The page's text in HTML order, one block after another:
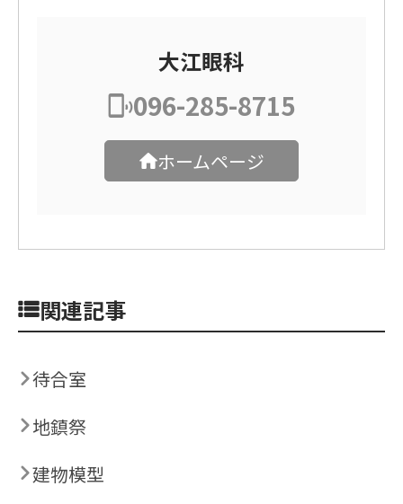
大江眼科
096-285-8715
ホームページ
関連記事
待合室
地鎮祭
建物模型